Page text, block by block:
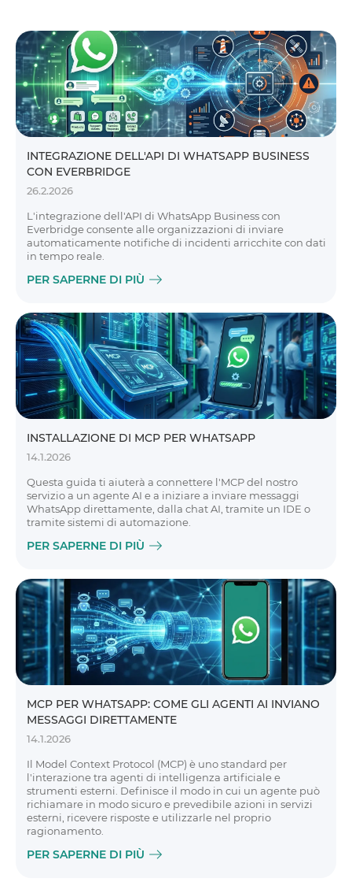
INTEGRAZIONE DELL'API DI WHATSAPP BUSINESS
CON EVERBRIDGE
26.2.2026
L'integrazione dell'API di WhatsApp Business con
Everbridge consente alle organizzazioni di inviare
automaticamente notifiche di incidenti arricchite con dati
in tempo reale.
PER SAPERNE DI PIÙ
INSTALLAZIONE DI MCP PER WHATSAPP
14.1.2026
Questa guida ti aiuterà a connettere l'MCP del nostro
servizio a un agente AI e a iniziare a inviare messaggi
WhatsApp direttamente, dalla chat AI, tramite un IDE o
tramite sistemi di automazione.
PER SAPERNE DI PIÙ
MCP PER WHATSAPP: COME GLI AGENTI AI INVIANO
MESSAGGI DIRETTAMENTE
14.1.2026
Il Model Context Protocol (MCP) è uno standard per
l'interazione tra agenti di intelligenza artificiale e
strumenti esterni. Definisce il modo in cui un agente può
richiamare in modo sicuro e prevedibile azioni in servizi
esterni, ricevere risposte e utilizzarle nel proprio
ragionamento.
PER SAPERNE DI PIÙ